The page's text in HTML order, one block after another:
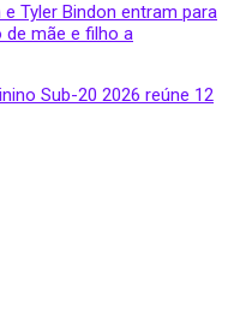
e Tyler Bindon entram para
mãe e filho a
Sub-20 2026 reúne 12